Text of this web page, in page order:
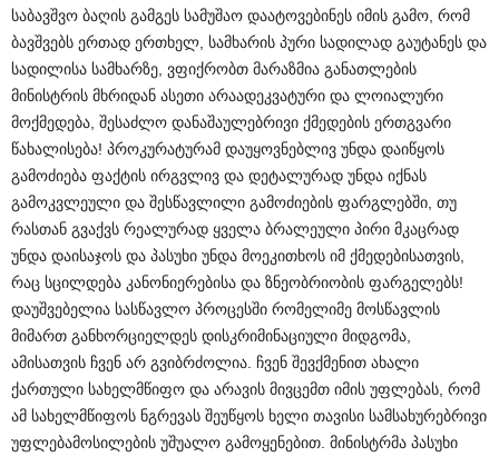
საბავშვო ბაღის გამგეს სამუშაო დაატოვებინეს იმის გამო, რომ
ბავშვებს ერთად ერთხელ, სამხარის პური სადილად გაუტანეს და
სადილისა სამხარზე, ვფიქრობთ მარაზმია განათლების
მინისტრის მხრიდან ასეთი არაადეკვატური და ლოიალური
მოქმედება, შესაძლო დანაშაულებრივი ქმედების ერთგვარი
წახალისება! პროკურატურამ დაუყოვნებლივ უნდა დაიწყოს
გამოძიება ფაქტის ირგვლივ და დეტალურად უნდა იქნას
გამოკვლეული და შესწავლილი გამოძიების ფარგლებში, თუ
რასთან გვაქვს რეალურად ყველა ბრალეული პირი მკაცრად
უნდა დაისაჯოს და პასუხი უნდა მოეკითხოს იმ ქმედებისათვის,
რაც სცილდება კანონიერებისა და ზნეობრიობის ფარგელებს!
დაუშვებელია სასწავლო პროცესში რომელიმე მოსწავლის
მიმართ განხორციელდეს დისკრიმინაციული მიდგომა,
ამისათვის ჩვენ არ გვიბრძოლია. ჩვენ შევქმენით ახალი
ქართული სახელმწიფო და არავის მივცემთ იმის უფლებას, რომ
ამ სახელმწიფოს ნგრევას შეუწყოს ხელი თავისი სამსახურებრივი
უფლებამოსილების უშუალო გამოყენებით. მინისტრმა პასუხი